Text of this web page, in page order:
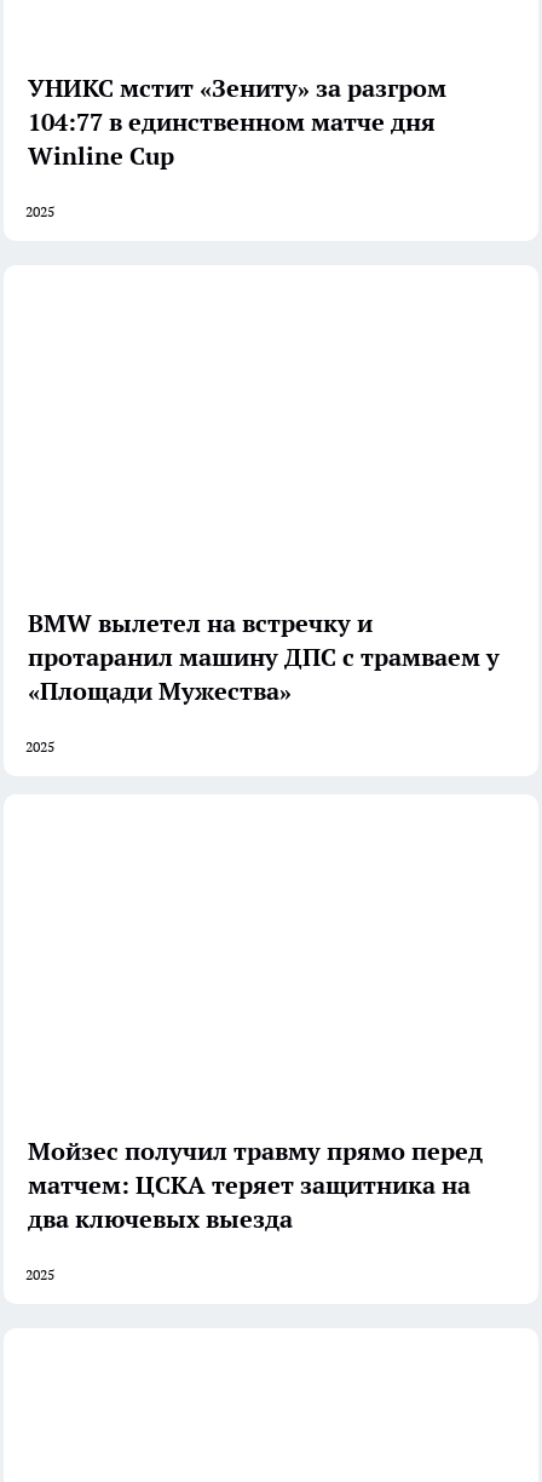
УНИКС мстит «Зениту» за разгром
104:77 в единственном матче дня
Winline Cup
2025
BMW вылетел на встречку и
протаранил машину ДПС с трамваем у
«Площади Мужества»
2025
Мойзес получил травму прямо перед
матчем: ЦСКА теряет защитника на
два ключевых выезда
2025